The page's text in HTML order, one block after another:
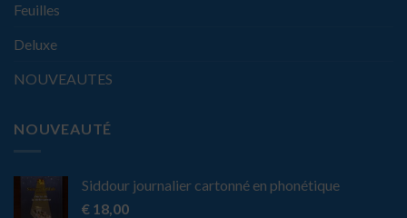
Feuilles
Deluxe
NOUVEAUTES
NOUVEAUTÉ
Siddour journalier cartonné en phonétique
€ 18,00